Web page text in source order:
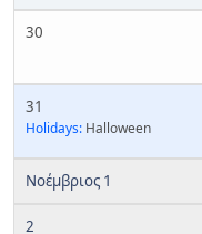
30
31
Holidays: Halloween
Νοέμβριος 1
2